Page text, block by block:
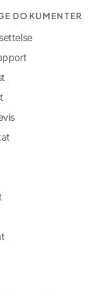
DOKUMENTER